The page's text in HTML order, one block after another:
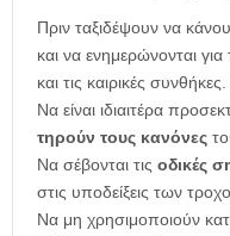
Πριν ταξιδέψουν να
και να ενημερώνονται
και τις καιρικές συνθήκες.
Να είναι ιδιαιτέρα
τηρούν τους κανόνες
Να σέβονται τις οδικές
στις υποδείξεις των
Να μη χρησιμοποιούν